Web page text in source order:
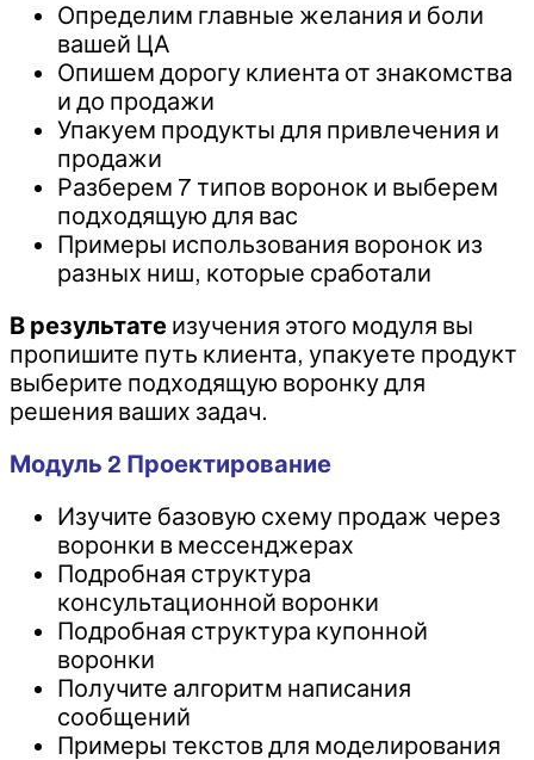
Определим главные желания и боли
вашей ЦА
Опишем дорогу клиента от знакомства
и до продажи
Упакуем продукты для привлечения и
продажи
Разберем 7 типов воронок и выберем
подходящую для вас
Примеры использования воронок из
разных ниш, которые сработали
В результате изучения этого модуля вы
пропишите путь клиента, упакуете продукт
выберите подходящую воронку для
решения ваших задач.
Модуль 2 Проектирование
Изучите базовую схему продаж через
воронки в мессенджерах
Подробная структура
консультационной воронки
Подробная структура купонной
воронки
Получите алгоритм написания
сообщений
Примеры текстов для моделирования